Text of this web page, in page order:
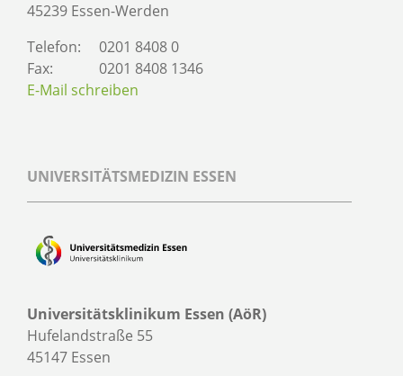
45239 Essen-Werden
Telefon:
0201 8408 0
Fax:
0201 8408 1346
E-Mail schreiben
UNIVERSITÄTSMEDIZIN ESSEN
Universitätsklinikum Essen (AöR)
Hufelandstraße 55
45147 Essen